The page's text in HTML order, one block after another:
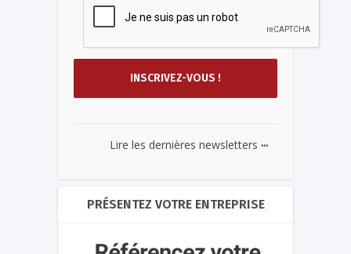
Lire les dernières newsletters ...
PRÉSENTEZ VOTRE ENTREPRISE